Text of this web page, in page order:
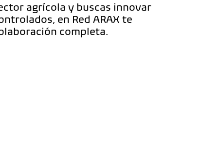
agrícola y buscas innovar
en Red ARAX te
completa.